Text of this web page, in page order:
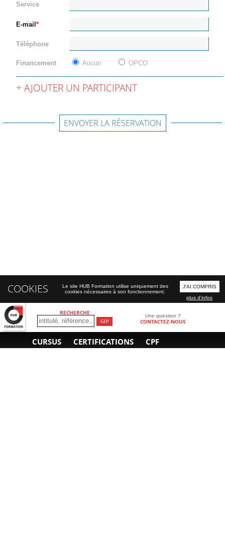
RECHERCHE Une question ?
CONTACTEZ-NOUS
CURSUS CERTIFICATIONS CPF
Service
E-mail
Téléphone
Financement Aucun OPCO
AJOUTER UN PARTICIPANT
ENVOYER LA RÉSERVATION
COOKIES
Le site HUB Formation utilise uniquement des
cookies nécessaires à son fonctionnement.
J'AI COMPRIS
plus d'infos